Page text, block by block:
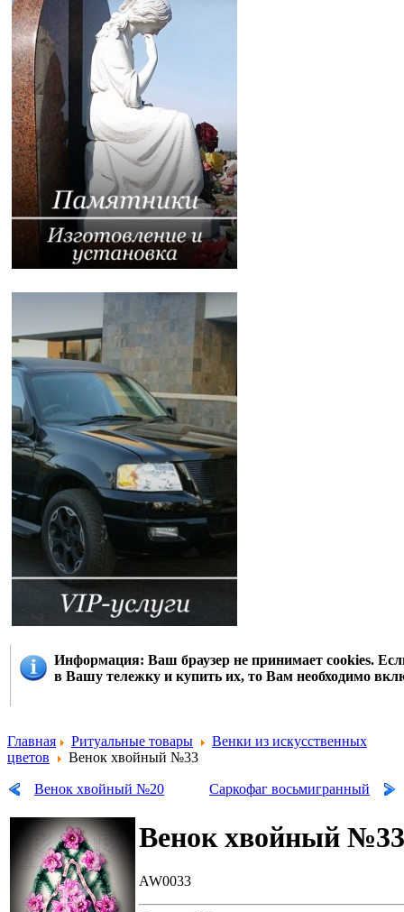
Информация: Ваш браузер не принимает cookies.
в Вашу тележку и купить их, то Вам необходимо
Главная Ритуальные товары
Венки из искусственных
цветов
Венок хвойный №33
Венок хвойный №20 Саркофаг восьмигранный
Венок хвойный №33
AW0033